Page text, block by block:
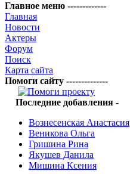
Главное меню -------------
Главная
Новости
Актеры
Форум
Поиск
Карта сайта
Помоги сайту --------------
Последние добавления -
Вознесенская Анастасия
Веникова Ольга
Гришина Рина
Якушев Данила
Мишина Ксения